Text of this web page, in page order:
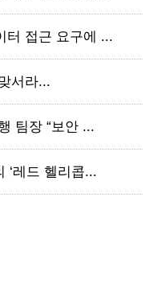
터 접근 요구에 ...
서라...
팀장 “보안 ...
‘레드 헬리콥...